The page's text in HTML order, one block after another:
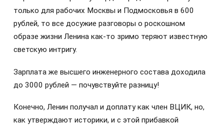
только для рабочих Москвы и Подмосковья в 600
рублей, то все досужие разговоры о роскошном
образе жизни Ленина как-то зримо теряют известную
светскую интригу.
Зарплата же высшего инженерного состава доходила
до 3000 рублей — почувствуйте разницу!
Конечно, Ленин получал и доплату как член ВЦИК, но,
как утверждают историки, и с этой прибавкой